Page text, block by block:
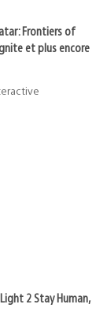
Frontiers of
et plus encore
2 Stay Human,